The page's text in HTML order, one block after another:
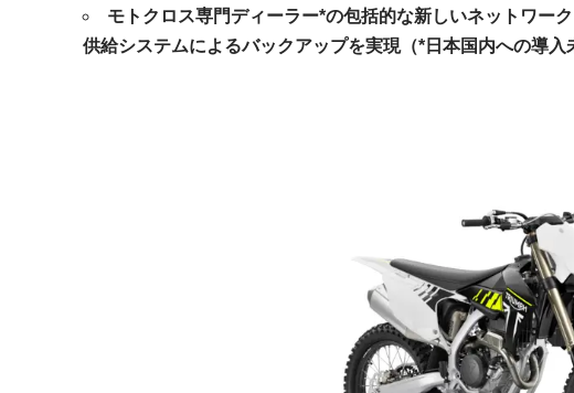
モトクロス専門ディーラー*の包括的な新しいネットワー
供給システムによるバックアップを実現（*日本国内への導入